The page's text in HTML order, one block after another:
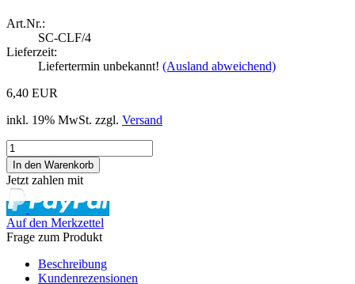
Art.Nr.:
SC-CLF/4
Lieferzeit:
Liefertermin unbekannt! (Ausland abweichend)
6,40 EUR
inkl. 19% MwSt. zzgl. Versand
Jetzt zahlen mit
Auf den Merkzettel
Frage zum Produkt
Beschreibung
Kundenrezensionen